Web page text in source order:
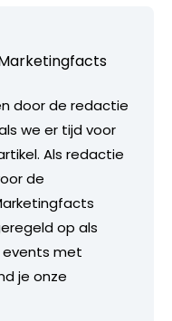
door de redactie
we er tijd voor
Als redactie
de
op als
met
je onze